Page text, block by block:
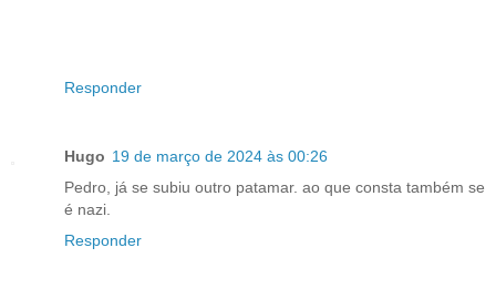
Responder
Hugo 19 de março de 2024 às 00:26
Pedro, já se subiu outro patamar. ao que consta também se
é nazi.
Responder